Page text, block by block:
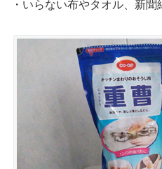
・いらない布やタオル、新聞